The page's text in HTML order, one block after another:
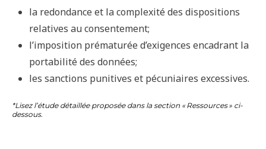
la redondance et la complexité des dispositions
relatives au consentement;
l’imposition prématurée d’exigences encadrant la
portabilité des données;
les sanctions punitives et pécuniaires excessives.
*Lisez l’étude détaillée proposée dans la section « Ressources » ci-
dessous.